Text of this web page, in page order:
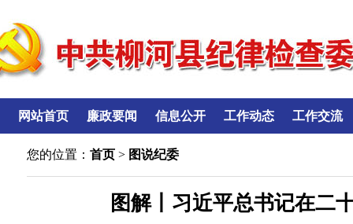
网站首页 廉政要闻 信息公开 工作动态 工作交流
您的位置：首页 > 图说纪委
图解丨习近平总书记在二